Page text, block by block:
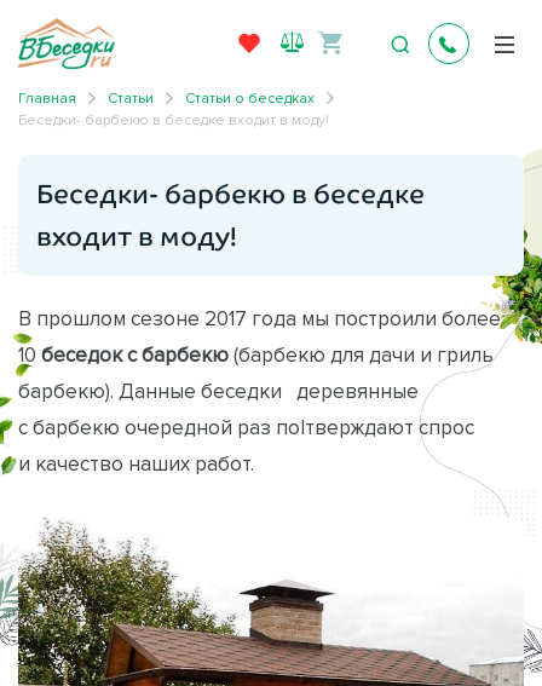
Главная Статьи
Статьи о беседках
Беседки- барбекю в беседке входит в моду!
Беседки- барбекю в беседке
входит в моду!
В прошлом сезоне 2017 года мы построили более
10 беседок с барбекю (барбекю для дачи и гриль
барбекю). Данные беседки деревянные
с барбекю очередной раз поlтверждают спрос
и качество наших работ.